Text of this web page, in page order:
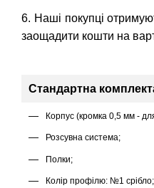
6. Наші покупці
заощадити кошти на
Стандартна
Корпус (кромка 0,5 мм -
Розсувна система;
Полки;
Колір профілю: №1 срібло;